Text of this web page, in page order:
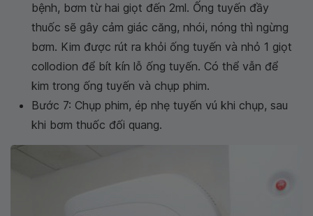
bệnh, bơm từ hai giọt đến 2ml. Ống tuyến đầy
thuốc sẽ gây cảm giác căng, nhói, nóng thì ngừng
bơm. Kim được rút ra khỏi ống tuyến và nhỏ 1 giọt
collodion để bít kín lỗ ống tuyến. Có thể vẫn để
kim trong ống tuyến và chụp phim.
Bước 7: Chụp phim, ép nhẹ tuyến vú khi chụp, sau
khi bơm thuốc đối quang.